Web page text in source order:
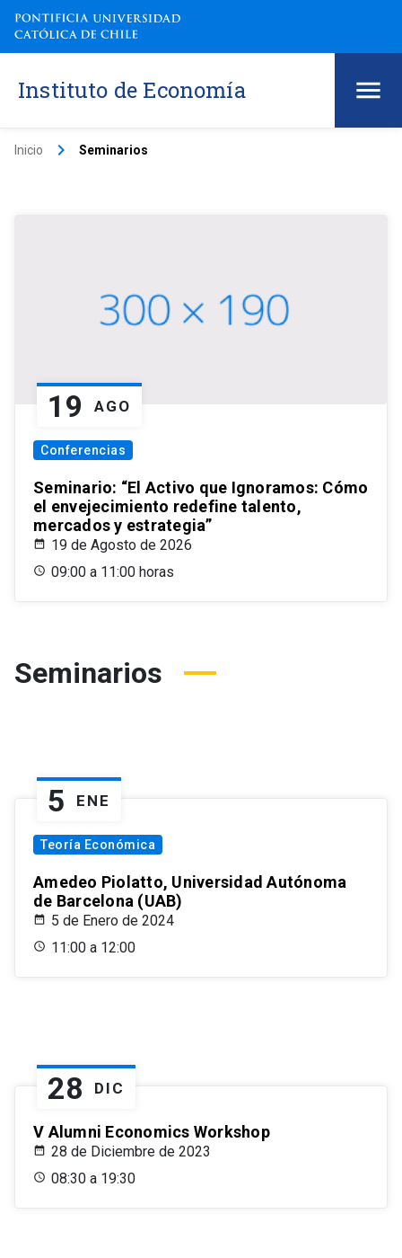
Instituto de Economía
Inicio keyboard_arrow_right Seminarios
19 AGO
Conferencias
Seminario: “El Activo que Ignoramos: Cómo
el envejecimiento redefine talento,
mercados y estrategia”
19 de Agosto de 2026
09:00 a 11:00 horas
Seminarios
5 ENE
Teoría Económica
Amedeo Piolatto, Universidad Autónoma
de Barcelona (UAB)
5 de Enero de 2024
11:00 a 12:00
28 DIC
V Alumni Economics Workshop
28 de Diciembre de 2023
08:30 a 19:30